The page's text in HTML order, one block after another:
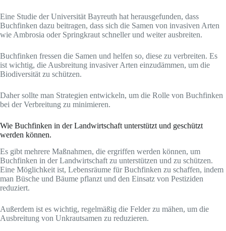
Eine Studie der Universität Bayreuth hat herausgefunden, dass
Buchfinken dazu beitragen, dass sich die Samen von invasiven Arten
wie Ambrosia oder Springkraut schneller und weiter ausbreiten.
Buchfinken fressen die Samen und helfen so, diese zu verbreiten. Es
ist wichtig, die Ausbreitung invasiver Arten einzudämmen, um die
Biodiversität zu schützen.
Daher sollte man Strategien entwickeln, um die Rolle von Buchfinken
bei der Verbreitung zu minimieren.
Wie Buchfinken in der Landwirtschaft unterstützt und geschützt
werden können.
Es gibt mehrere Maßnahmen, die ergriffen werden können, um
Buchfinken in der Landwirtschaft zu unterstützen und zu schützen.
Eine Möglichkeit ist, Lebensräume für Buchfinken zu schaffen, indem
man Büsche und Bäume pflanzt und den Einsatz von Pestiziden
reduziert.
Außerdem ist es wichtig, regelmäßig die Felder zu mähen, um die
Ausbreitung von Unkrautsamen zu reduzieren.